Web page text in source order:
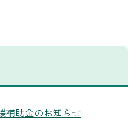
補助金のお知らせ